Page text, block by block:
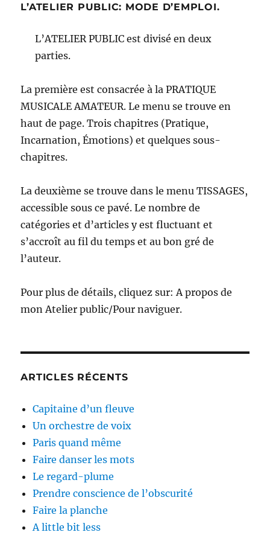
L’ATELIER PUBLIC: MODE D’EMPLOI.
L’ATELIER PUBLIC est divisé en deux
parties.
La première est consacrée à la PRATIQUE
MUSICALE AMATEUR. Le menu se trouve en
haut de page. Trois chapitres (Pratique,
Incarnation, Émotions) et quelques sous-
chapitres.
La deuxième se trouve dans le menu TISSAGES,
accessible sous ce pavé. Le nombre de
catégories et d’articles y est fluctuant et
s’accroît au fil du temps et au bon gré de
l’auteur.
Pour plus de détails, cliquez sur: A propos de
mon Atelier public/Pour naviguer.
ARTICLES RÉCENTS
Capitaine d’un fleuve
Un orchestre de voix
Paris quand même
Faire danser les mots
Le regard-plume
Prendre conscience de l’obscurité
Faire la planche
A little bit less